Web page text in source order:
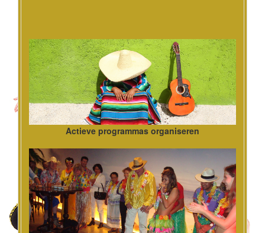
Actieve programmas organiseren